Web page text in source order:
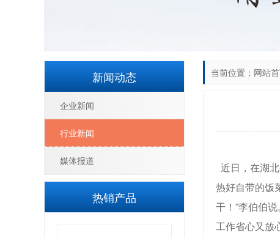
当前位置： 网站
近日，在湖
热好自带的饭
干！”李伯伯
工作省心又放
新闻动态
企业新闻
行业新闻
媒体报道
热销产品